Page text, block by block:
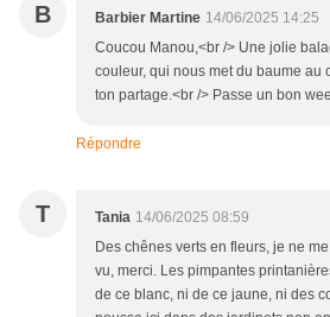
B Barbier Martine 14/06/2025 14:25
Coucou Manou,<br /> Une jolie
couleur, qui nous met du baume au
ton partage.<br /> Passe un bon
Répondre
T Tania 14/06/2025 08:59
Des chênes verts en fleurs, je ne
vu, merci. Les pimpantes
de ce blanc, ni de ce jaune, ni des